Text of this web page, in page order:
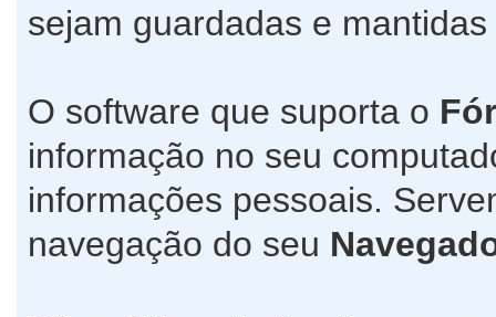
sejam guardadas e
O software que suporta o
informação no seu
informações pessoais.
navegação do seu